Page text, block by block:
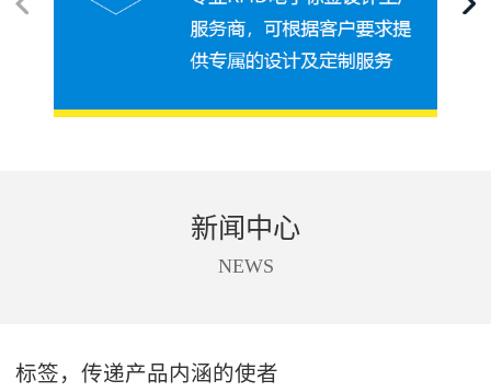
新闻中心
NEWS
标签，传递产品内涵的使者